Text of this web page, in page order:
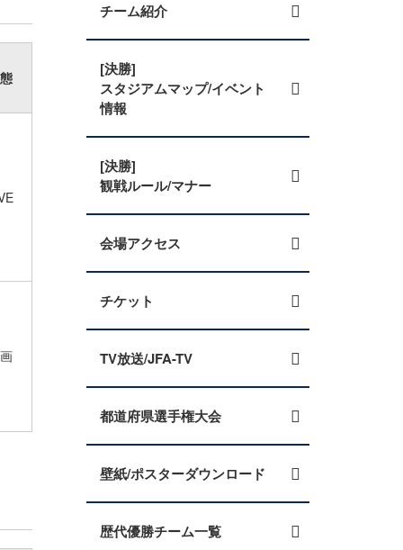
チーム紹介
[決勝]
スタジアムマップ/イベント
情報
[決勝]
観戦ルール/マナー
会場アクセス
チケット
TV放送/JFA-TV
都道府県選手権大会
壁紙/ポスターダウンロード
歴代優勝チーム一覧